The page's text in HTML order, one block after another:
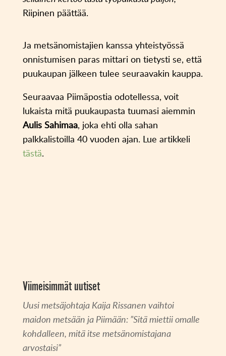
Riipinen päättää.
Ja metsänomistajien kanssa yhteistyössä
onnistumisen paras mittari on tietysti se, että
puukaupan jälkeen tulee seuraavakin kauppa.
Seuraavaa Piimäpostia odotellessa, voit
lukaista mitä puukaupasta tuumasi aiemmin
Aulis Sahimaa, joka ehti olla sahan
palkkalistoilla 40 vuoden ajan. Lue artikkeli
tästä.
Viimeisimmät uutiset
Uusi metsäjohtaja Kaija Rissanen vaihtoi
maidon metsään ja Piimään: ”Sitä miettii omalle
kohdalleen, mitä itse metsänomistajana
arvostaisi”